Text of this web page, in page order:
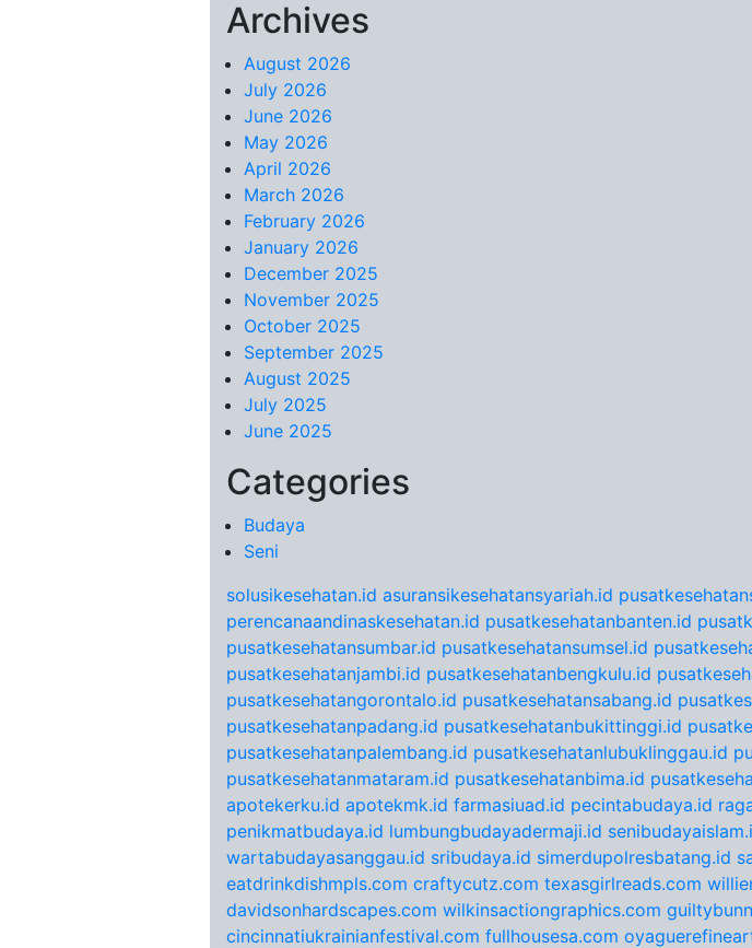
Skip to content
Archives
August 2026
July 2026
June 2026
May 2026
April 2026
March 2026
February 2026
January 2026
December 2025
November 2025
October 2025
September 2025
August 2025
July 2025
June 2025
Categories
Budaya
Seni
solusikesehatan.id asuransikesehatansyariah.id
perencanaandinaskesehatan.id pusatkesehatanbanten.id
pusatkesehatansumbar.id pusatkesehatansumsel.id
pusatkesehatanjambi.id pusatkesehatanbengkulu.id
pusatkesehatangorontalo.id pusatkesehatansabang.id
pusatkesehatanpadang.id pusatkesehatanbukittinggi.id
pusatkesehatanpalembang.id pusatkesehatanlubuklinggau.id
pusatkesehatanmataram.id pusatkesehatanbima.id
apotekerku.id apotekmk.id farmasiuad.id pecintabudaya.id
penikmatbudaya.id lumbungbudayadermaji.id
wartabudayasanggau.id sribudaya.id simerdupolresbatang.id
eatdrinkdishmpls.com craftycutz.com texasgirlreads.com
davidsonhardscapes.com wilkinsactiongraphics.com
cincinnatiukrainianfestival.com fullhousesa.com